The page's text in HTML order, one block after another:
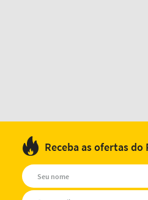
Receba as ofertas